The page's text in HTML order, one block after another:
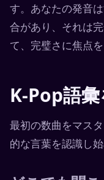
す。あなたの発音
合があり、それは
て、完璧さに焦点
K-Pop語
最初の数曲をマス
的な言葉を認識し始